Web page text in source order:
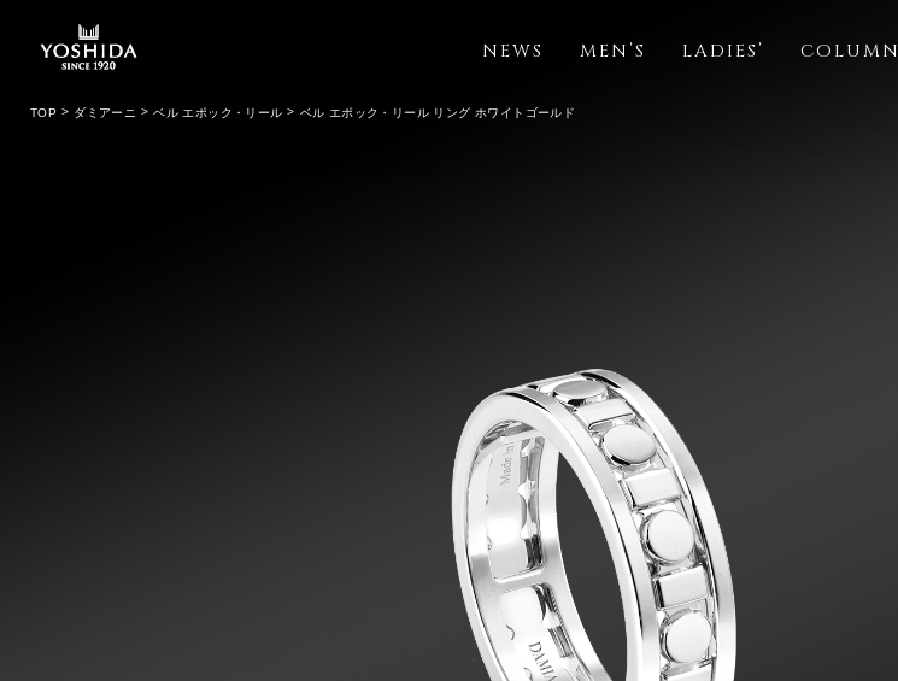
NEWS MEN’S LADIES’ COLUMN
TOP ダミアーニ ベル エポック・リール ベル エポック・リール リング ホワイトゴールド